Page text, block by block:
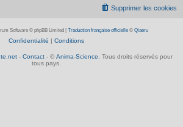
Supprimer les cookies
Software © phpBB Limited Traduction française officielle© Qiaeru
Confidentialité | Conditions
- Contact - © Anima-Science . Tous droits réservés pour
tous pays.